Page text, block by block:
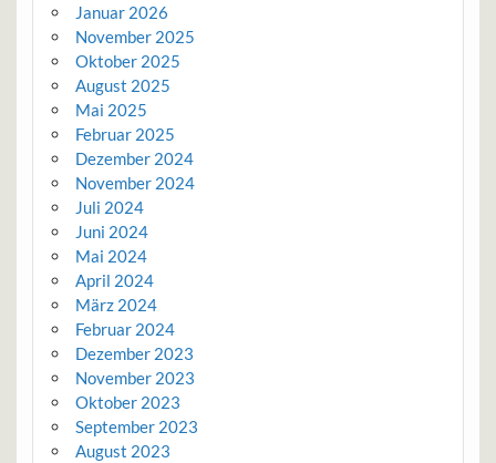
Januar 2026
November 2025
Oktober 2025
August 2025
Mai 2025
Februar 2025
Dezember 2024
November 2024
Juli 2024
Juni 2024
Mai 2024
April 2024
März 2024
Februar 2024
Dezember 2023
November 2023
Oktober 2023
September 2023
August 2023